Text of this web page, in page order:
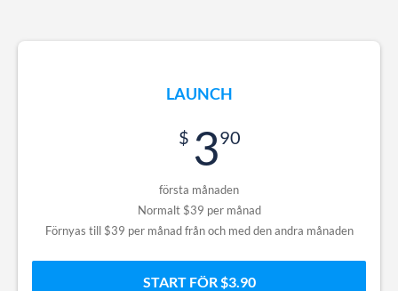
LAUNCH
390
första månaden
Normalt $39 per månad
Förnyas till $39 per månad från och med den andra månaden
START FÖR $3.90